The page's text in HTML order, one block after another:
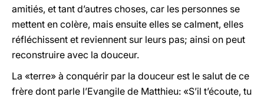
amitiés, et tant d’autres choses, car les personnes se
mettent en colère, mais ensuite elles se calment, elles
réfléchissent et reviennent sur leurs pas; ainsi on peut
reconstruire avec la douceur.
La «terre» à conquérir par la douceur est le salut de ce
frère dont parle l’Evangile de Matthieu: «S’il t’écoute, tu